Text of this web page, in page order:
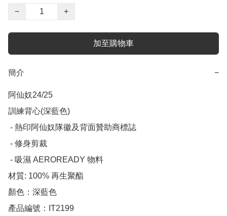
−
+
加至購物車
簡介 −
阿仙奴24/25
訓練背心(深藍色)
材質: 100% 再生聚酯
顏色：深藍色
產品編號：IT2199